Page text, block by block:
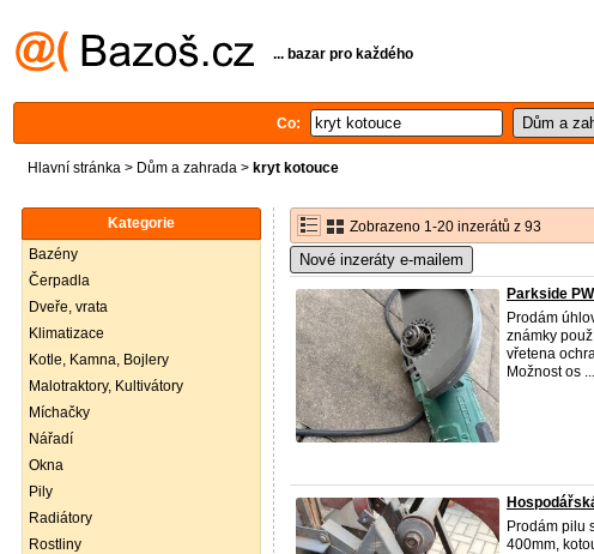
... bazar pro každého
Co:
Hlavní stránka > Dům a zahrada > kryt kotouce
Kategorie
Bazény
Čerpadla
Dveře, vrata
Klimatizace
Kotle, Kamna, Bojlery
Malotraktory, Kultivátory
Míchačky
Nářadí
Okna
Pily
Radiátory
Rostliny
Zobrazeno 1-20 inzerátů z 93
Nové inzeráty e-mailem
Parkside
Prodám
známky
vřetena
Možnost os ...
Prodám pilu
400mm,